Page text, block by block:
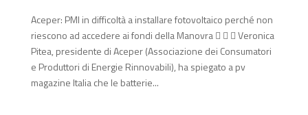
Aceper: PMI in difficoltà a installare fotovoltaico perché non
riescono ad accedere ai fondi della Manovra    Veronica
Pitea, presidente di Aceper (Associazione dei Consumatori
e Produttori di Energie Rinnovabili), ha spiegato a pv
magazine Italia che le batterie...